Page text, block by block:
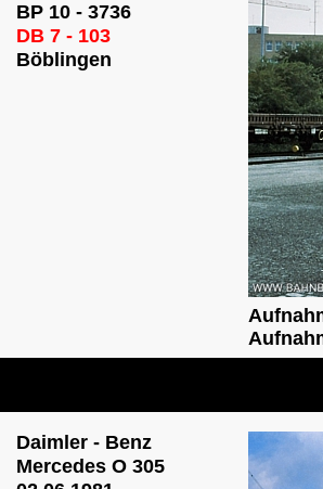
BP 10 - 3736
DB 7 - 103
Böblingen
Daimler - Benz
Mercedes O 305